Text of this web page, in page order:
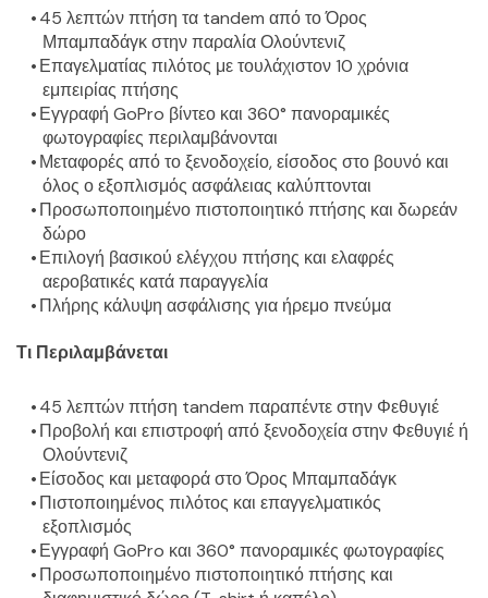
45 λεπτών πτήση τα tandem από το Όρος
Μπαμπαδάγκ στην παραλία Ολούντενιζ
Επαγελματίας πιλότος με τουλάχιστον 10 χρόνια
εμπειρίας πτήσης
Εγγραφή GoPro βίντεο και 360° πανοραμικές
φωτογραφίες περιλαμβάνονται
Μεταφορές από το ξενοδοχείο, είσοδος στο βουνό και
όλος ο εξοπλισμός ασφάλειας καλύπτονται
Προσωποποιημένο πιστοποιητικό πτήσης και δωρεάν
δώρο
Επιλογή βασικού ελέγχου πτήσης και ελαφρές
αεροβατικές κατά παραγγελία
Πλήρης κάλυψη ασφάλισης για ήρεμο πνεύμα
Τι Περιλαμβάνεται
45 λεπτών πτήση tandem παραπέντε στην Φεθυγιέ
Προβολή και επιστροφή από ξενοδοχεία στην Φεθυγιέ ή
Ολούντενιζ
Είσοδος και μεταφορά στο Όρος Μπαμπαδάγκ
Πιστοποιημένος πιλότος και επαγγελματικός
εξοπλισμός
Εγγραφή GoPro και 360° πανοραμικές φωτογραφίες
Προσωποποιημένο πιστοποιητικό πτήσης και